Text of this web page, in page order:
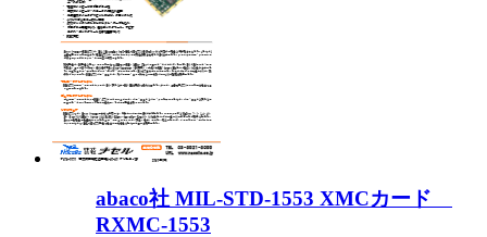
abaco社 MIL-STD-1553 XMCカード
RXMC-1553